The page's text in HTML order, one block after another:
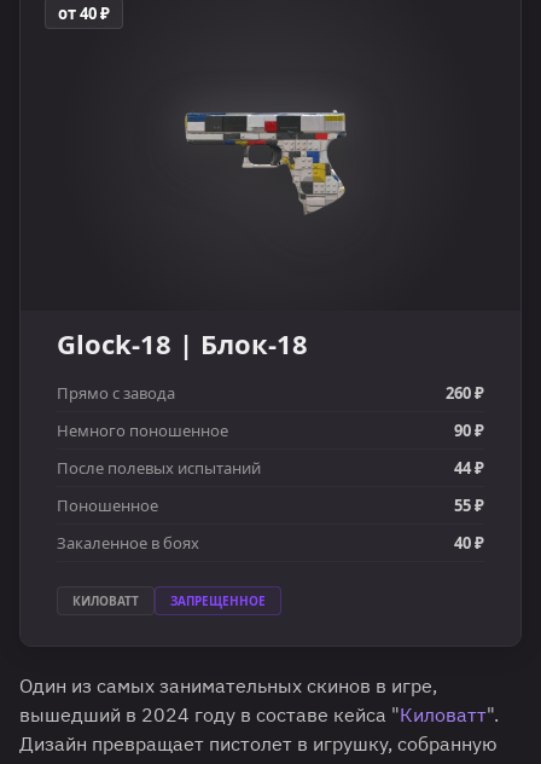
от 40 ₽
Glock-18 | Блок-18
Прямо с завода
260 ₽
Немного поношенное
90 ₽
После полевых испытаний
44 ₽
Поношенное
55 ₽
Закаленное в боях
40 ₽
КИЛОВАТТ ЗАПРЕЩЕННОЕ
Один из самых занимательных скинов в игре,
вышедший в 2024 году в составе кейса "Киловатт".
Дизайн превращает пистолет в игрушку, собранную